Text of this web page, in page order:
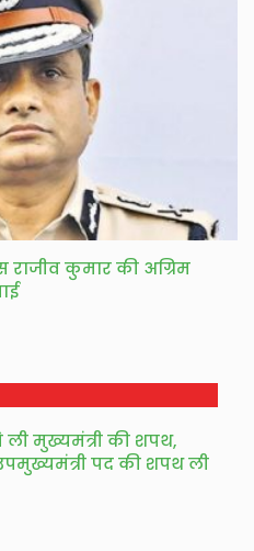
राजीव कुमार की अग्रिम
मुख्यमंत्री की शपथ,
पद की शपथ ली